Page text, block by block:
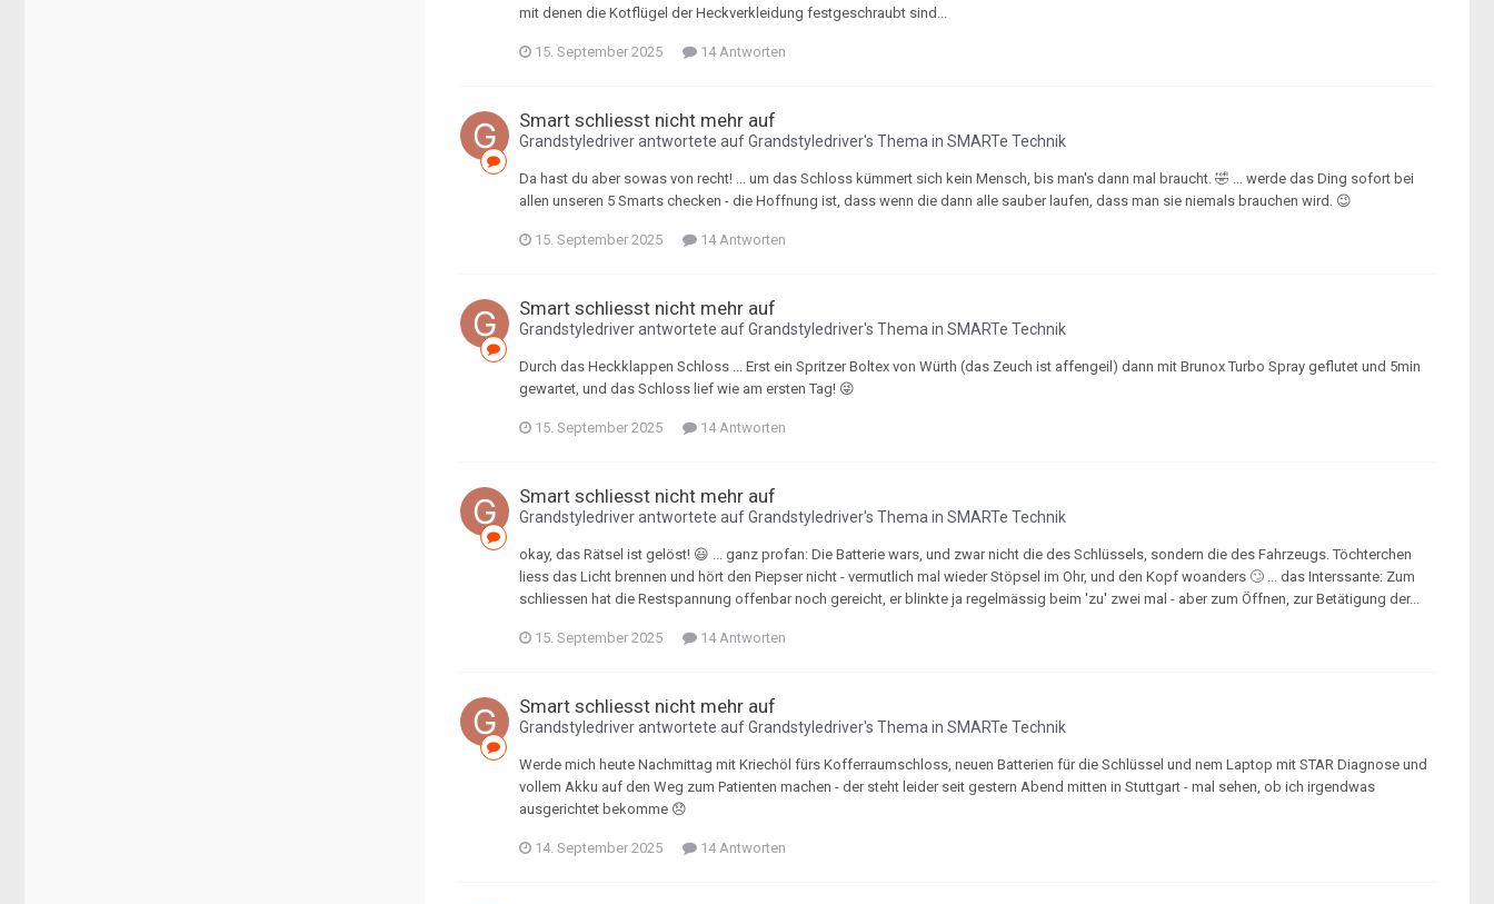
mit denen die Kotflügel der Heckverkleidung festgeschraubt sind...
15. September 2025 14 Antworten
Smart schliesst nicht mehr auf
Grandstyledriverantwortete aufGrandstyledriver's Thema in SMARTe Technik
Da hast du aber sowas von recht! ... um das Schloss kümmert sich kein Mensch, bis man's dann mal braucht. 🤣 ... werde das Ding sofort bei
allen unseren 5 Smarts checken - die Hoffnung ist, dass wenn die dann alle sauber laufen, dass man sie niemals brauchen wird. 😉
15. September 2025 14 Antworten
Smart schliesst nicht mehr auf
Grandstyledriverantwortete aufGrandstyledriver's Thema in SMARTe Technik
Durch das Heckklappen Schloss ... Erst ein Spritzer Boltex von Würth (das Zeuch ist affengeil) dann mit Brunox Turbo Spray geflutet und 5min
gewartet, und das Schloss lief wie am ersten Tag! 😜
15. September 2025 14 Antworten
Smart schliesst nicht mehr auf
Grandstyledriverantwortete aufGrandstyledriver's Thema in SMARTe Technik
okay, das Rätsel ist gelöst! 😃 ... ganz profan: Die Batterie wars, und zwar nicht die des Schlüssels, sondern die des Fahrzeugs. Töchterchen
liess das Licht brennen und hört den Piepser nicht - vermutlich mal wieder Stöpsel im Ohr, und den Kopf woanders 🙄 ... das Interssante: Zum
schliessen hat die Restspannung offenbar noch gereicht, er blinkte ja regelmässig beim 'zu' zwei mal - aber zum Öffnen, zur Betätigung der...
15. September 2025 14 Antworten
Smart schliesst nicht mehr auf
Grandstyledriverantwortete aufGrandstyledriver's Thema in SMARTe Technik
Werde mich heute Nachmittag mit Kriechöl fürs Kofferraumschloss, neuen Batterien für die Schlüssel und nem Laptop mit STAR Diagnose und
vollem Akku auf den Weg zum Patienten machen - der steht leider seit gestern Abend mitten in Stuttgart - mal sehen, ob ich irgendwas
ausgerichtet bekomme 😞
14. September 2025 14 Antworten